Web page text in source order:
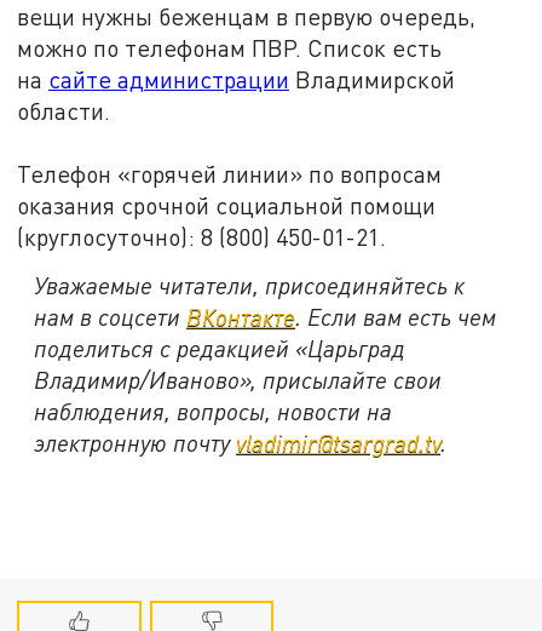
вещи нужны беженцам в первую очередь,
можно по телефонам ПВР. Список есть
на сайте администрации Владимирской
области.
Телефон «горячей линии» по вопросам
оказания срочной социальной помощи
(круглосуточно): 8 (800) 450-01-21.
Уважаемые читатели, присоединяйтесь к
нам в соцсети ВКонтакте. Если вам есть чем
поделиться с редакцией «Царьград
Владимир/Иваново», присылайте свои
наблюдения, вопросы, новости на
электронную почту vladimir@tsargrad.tv.